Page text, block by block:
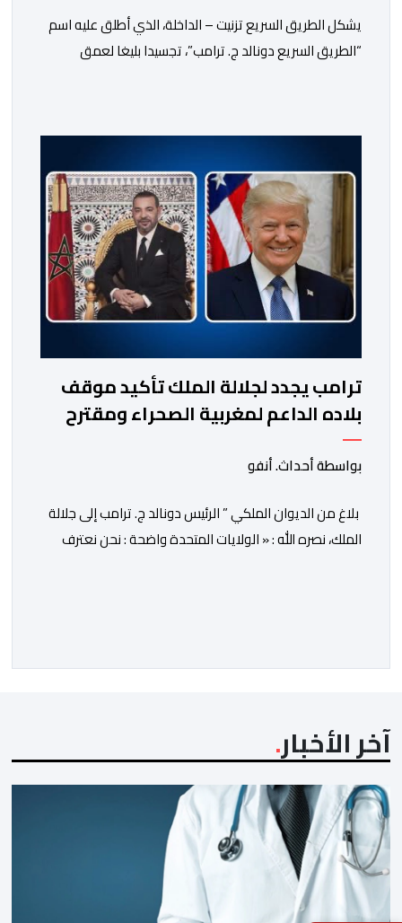
يشكل الطريق السريع تزنيت – الداخلة، الذي أطلق عليه اسم
“الطريق السريع دونالد ج. ترامب”، تجسيدا بليغا لعمق
الجلالة الملك محمد السادس، نصره الله، والرئيس الأمريكي
صاحب الجلالة الملك محمد […]
ترامب يجدد لجلالة الملك تأكيد موقف
بلاده الداعم لمغربية الصحراء ومقترح
الحكم الذاتي
بواسطة أحداث. أنفو
بلاغ من الديوان الملكي ” الرئيس دونالد ج. ترامب إلى جلالة
الملك، نصره الله : « الولايات المتحدة واضحة : نحن نعترف
السادس، […]
آخر الأخبار